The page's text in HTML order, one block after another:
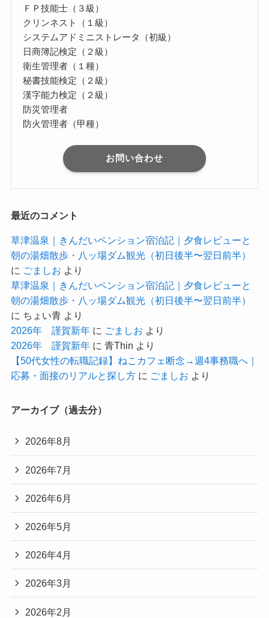
ＦＰ技能士（３級）
クリンネスト（１級）
システムアドミニストレータ（初級）
日商簿記検定（２級）
衛生管理者（１種）
秘書技能検定（２級）
漢字能力検定（２級）
防災管理者
防火管理者（甲種）
お問い合わせ
最近のコメント
草津温泉｜きんだいペンション宿泊記｜夕食レビューと
朝の湯畑散歩・八ッ場ダム観光（初日後半〜翌日前半）
に ごましお より
草津温泉｜きんだいペンション宿泊記｜夕食レビューと
朝の湯畑散歩・八ッ場ダム観光（初日後半〜翌日前半）
に ちょい青より
2026年 謹賀新年に ごましお より
2026年 謹賀新年に 青Thin より
【50代女性の転職記録】ねこカフェ断念→週4事務職へ｜
応募・面接のリアルと探し方に ごましお より
アーカイブ（過去分）
2026年8月
2026年7月
2026年6月
2026年5月
2026年4月
2026年3月
2026年2月